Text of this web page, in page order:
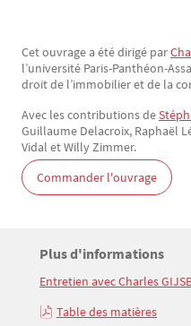
Cet ouvrage a été dirigé par
l’université Paris-Panthéon-
droit de l’immobilier et de la
Avec les contributions de
Guillaume Delacroix, Raphaël
Vidal et Willy Zimmer.
Commander l'ouvrage
Bloc(s) libre(s)
Titre
Plus d'informations
Texte
Entretien avec Charles
Table des matières